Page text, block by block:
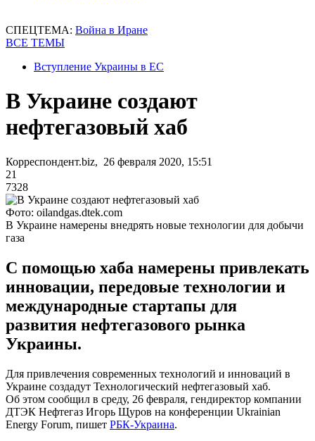
СПЕЦТЕМА: Война в Иране
ВСЕ ТЕМЫ
Вступление Украины в ЕС
В Украине создают
нефтегазовый хаб
Корреспондент.biz, 26 февраля 2020, 15:51
21
7328
Фото: oilandgas.dtek.com
В Украине намерены внедрять новые технологии для добычи
газа
С помощью хаба намерены привлекать
инновации, передовые технологии и
международные стартапы для
развития нефтегазового рынка
Украины.
Для привлечения современных технологий и инноваций в
Украине создадут Технологический нефтегазовый хаб.
Об этом сообщил в среду, 26 февраля, гендиректор компании
ДТЭК Нефтегаз Игорь Щуров на конференции Ukrainian
Energy Forum, пишет РБК-Украина.